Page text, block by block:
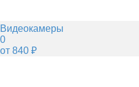
Видеокамеры
0
от 840 ₽